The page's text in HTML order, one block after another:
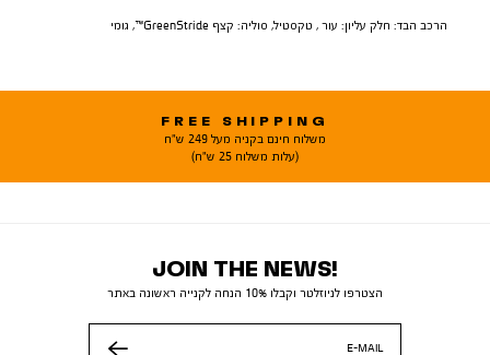
הרכב הבד: חלק עליון: עור , טקסטיל, סוליה: קצף GreenStride™, גומי
FREE SHIPPING
משלוח חינם בקניה מעל 249 ש"ח
(עלות משלוח 25 ש"ח)
JOIN THE NEWS!
הצטרפו לניוזלטר וקבלו 10% הנחה לקנייה ראשונה באתר
E-MAIL